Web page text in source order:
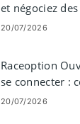
et négociez
commencez à
20/07/2026
Raceoption
se connecter :
compte et
20/07/2026